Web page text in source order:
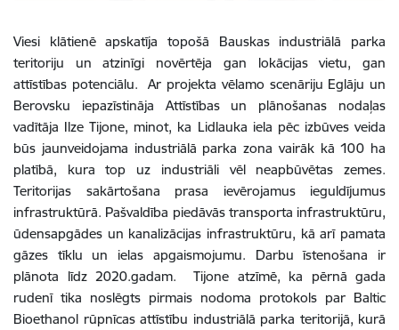
Viesi klātienē apskatīja topošā Bauskas industriālā parka
teritoriju un atzinīgi novērtēja gan lokācijas vietu, gan
attīstības potenciālu. Ar projekta vēlamo scenāriju Eglāju un
Berovsku iepazīstināja Attīstības un plānošanas nodaļas
vadītāja Ilze Tijone, minot, ka Lidlauka iela pēc izbūves veida
būs jaunveidojama industriālā parka zona vairāk kā 100 ha
platībā, kura top uz industriāli vēl neapbūvētas zemes.
Teritorijas sakārtošana prasa ievērojamus ieguldījumus
infrastruktūrā. Pašvaldība piedāvās transporta infrastruktūru,
ūdensapgādes un kanalizācijas infrastruktūru, kā arī pamata
gāzes tīklu un ielas apgaismojumu. Darbu īstenošana ir
plānota līdz 2020.gadam. Tijone atzīmē, ka pērnā gada
rudenī tika noslēgts pirmais nodoma protokols par Baltic
Bioethanol rūpnīcas attīstību industriālā parka teritorijā, kurā